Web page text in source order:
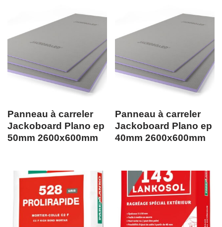
Panneau à carreler
Jackoboard Plano ep
50mm 2600x600mm
Panneau à carreler
Jackoboard Plano ep
40mm 2600x600mm